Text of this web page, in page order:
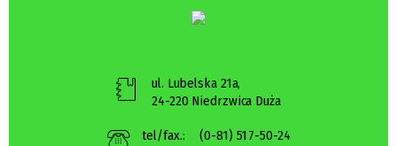
ul. Lubelska 21a,
24-220 Niedrzwica Duża
tel/fax.: (0-81) 517-50-24